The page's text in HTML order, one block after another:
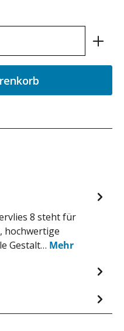
gewünschten
8 steht für
hochwertige
Gestalt… Mehr